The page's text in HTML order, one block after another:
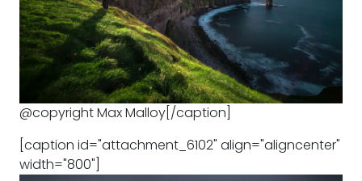
@copyright Max Malloy[/caption]
[caption id="attachment_6102" align="aligncenter"
width="800"]